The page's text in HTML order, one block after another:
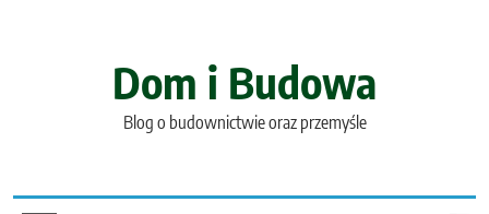
Dom i Budowa
Blog o budownictwie oraz przemyśle